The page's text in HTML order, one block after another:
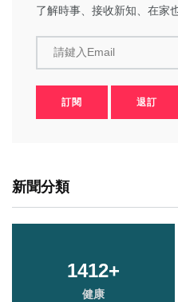
了解時事、接收新知、在家
請鍵入Email
訂閱 退訂
新聞分類
1412+
健康